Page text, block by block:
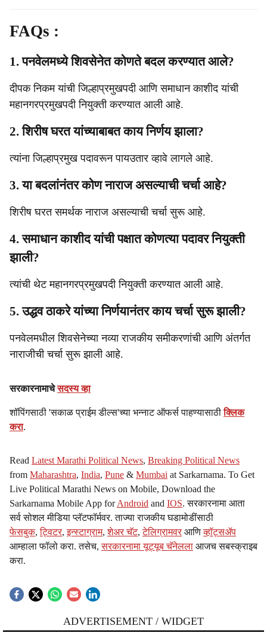
FAQs :
1. पनवेलमध्ये शिवसेनेत कोणते बदल करण्यात आले?
दीपक निकम यांची जिल्हाप्रमुखपदी आणि समाधान काशीद यांची
महानगरप्रमुखपदी नियुक्ती करण्यात आली आहे.
2. शिरीष घरत यांच्याबाबत काय निर्णय झाला?
त्यांना जिल्हाप्रमुख पदावरून पायउतार व्हावे लागले आहे.
3. या बदलांनंतर कोण नाराज असल्याची चर्चा आहे?
शिरीष घरत समर्थक नाराज असल्याची चर्चा सुरू आहे.
4. समाधान काशीद यांची पक्षात कोणत्या पदावर नियुक्ती
झाली?
त्यांची थेट महानगरप्रमुखपदी नियुक्ती करण्यात आली आहे.
5. उद्धव ठाकरे यांच्या निर्णयानंतर काय चर्चा सुरू झाली?
पनवेलमधील शिवसेनेच्या नव्या राजकीय समीकरणांची आणि अंतर्गत
नाराजीची चर्चा सुरू झाली आहे.
सरकारनामाचेसदस्य व्हा
शॉपिंगसाठी 'सकाळ प्राईम डील्स'च्या भन्नाट ऑफर्स पाहण्यासाठीक्लिक
करा.
Read Latest Marathi Political News, Breaking Political News
from Maharashtra, India, Pune & Mumbai at Sarkarnama. To Get
Live Political Marathi News on Mobile, Download the
Sarkarnama Mobile App forAndroid and IOS. सरकारनामा आता
सर्व सोशल मीडिया प्लॅटफॉर्मवर. ताज्या राजकीय घडामोडींसाठी
फेसबुक,ट्विटर,इन्स्टाग्राम,शेअर चॅट,टेलिग्रामवर आणिव्हॉट्सॲप
आम्हाला फॉलो करा. तसेच,सरकारनामा यूट्यूब चॅनेलला आजच सबस्क्राइब
करा.
ADVERTISEMENT / WIDGET